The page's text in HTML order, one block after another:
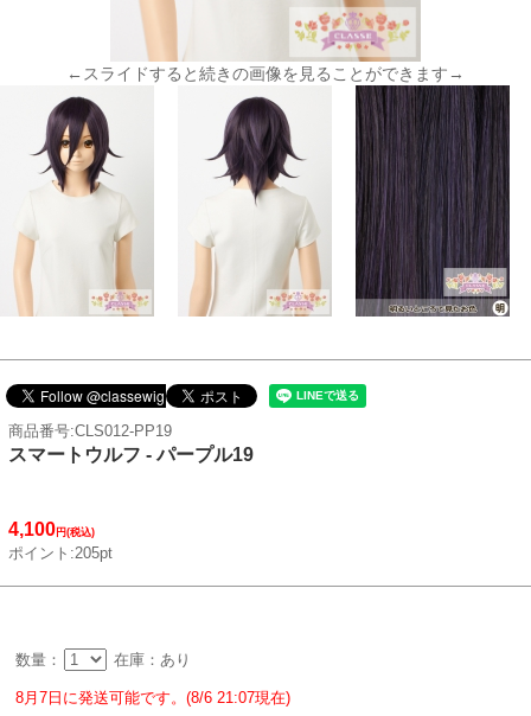
←スライドすると続きの画像を見ることができます→
商品番号:CLS012-PP19
スマートウルフ - パープル19
4,100円(税込)
ポイント:205pt
数量： 在庫：あり
8月7日に発送可能です。(8/6 21:07現在)